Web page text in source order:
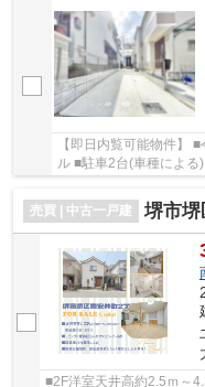
【即日内覧可能物件】
ル ■駐車2台(車種による
売買 | 中古一戸建 堺市堺
■2F洋室天井高約2.5ｍ～